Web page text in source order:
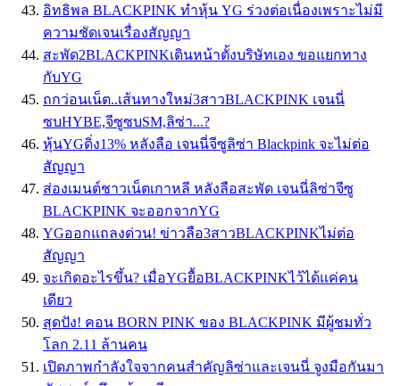
อิทธิพล BLACKPINK ทำหุ้น YG ร่วงต่อเนื่องเพราะไม่มี
ความชัดเจนเรื่องสัญญา
สะพัด2BLACKPINKเดินหน้าตั้งบริษัทเอง ขอแยกทาง
กับYG
ถกว่อนเน็ต..เส้นทางใหม่3สาวBLACKPINK เจนนี่
ซบHYBE,จีซูซบSM,ลิซ่า...?
หุ้นYGดิ่ง13% หลังลือ เจนนี่จีซูลิซ่า Blackpink จะไม่ต่อ
สัญญา
ส่องเมนต์ชาวเน็ตเกาหลี หลังลือสะพัด เจนนี่ลิซ่าจีซู
BLACKPINK จะออกจากYG
YGออกแถลงด่วน! ข่าวลือ3สาวBLACKPINKไม่ต่อ
สัญญา
จะเกิดอะไรขึ้น? เมื่อYGยื้อBLACKPINKไว้ได้แค่คน
เดียว
สุดปัง! คอน BORN PINK ของ BLACKPINK มีผู้ชมทั่ว
โลก 2.11 ล้านคน
เปิดภาพกำลังใจจากคนสำคัญลิซ่าและเจนนี่ จูงมือกันมา